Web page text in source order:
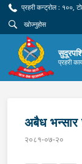
प्रहरी कन्ट्रोल : १००,
प्रहरी
अबैध भन्सार
२०८१-०७-२०